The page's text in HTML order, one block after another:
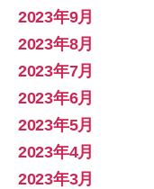
2023年9月
2023年8月
2023年7月
2023年6月
2023年5月
2023年4月
2023年3月